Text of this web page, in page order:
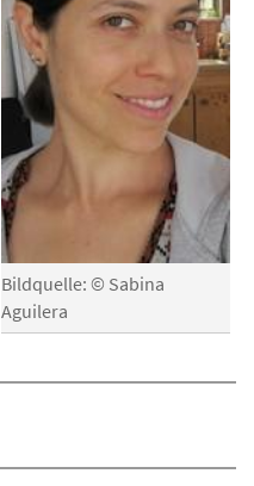
Bildquelle: © Sabina
Aguilera